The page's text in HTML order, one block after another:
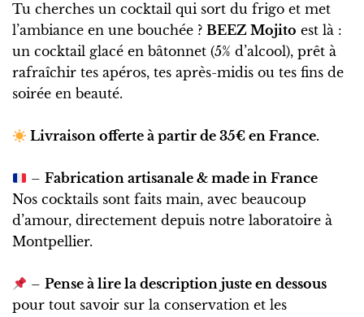
Tu cherches un cocktail qui sort du frigo et met
l’ambiance en une bouchée ? BEEZ Mojito est là :
un cocktail glacé en bâtonnet (5% d’alcool), prêt à
rafraîchir tes apéros, tes après-midis ou tes fins de
soirée en beauté.
Livraison offerte à partir de 35€ en France.
–Fabrication artisanale & made in France
Nos cocktails sont faits main, avec beaucoup
d’amour, directement depuis notre laboratoire à
Montpellier.
–Pense à lire la description juste en dessous
pour tout savoir sur la conservation et les